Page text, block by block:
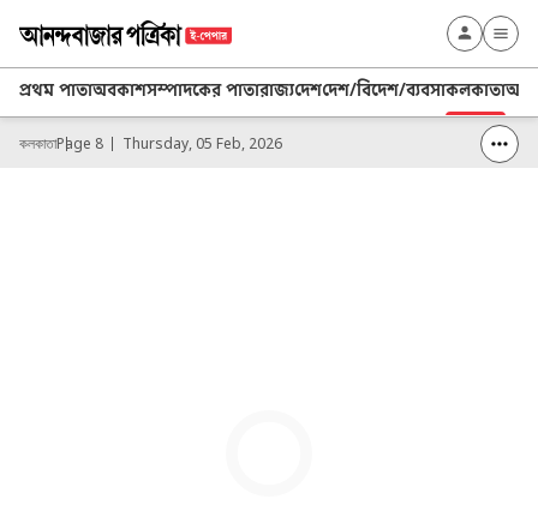
প্রথম পাতাঅবকাশসম্পাদকের পাতারাজ্যদেশদেশ/বিদেশ/ব্যবসাকলকাতা
কলকাতাPage 8 Thursday, 05 Feb, 2026